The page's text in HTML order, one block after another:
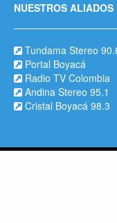
NUESTROS ALIADOS
Tundama Stereo
Portal Boyacá
Radio TV Colombia
Andina Stereo 95.1
Cristal Boyacá 98.3